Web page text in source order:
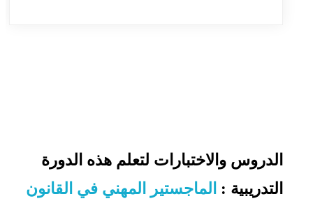
الدروس والاختبارات لتعلم هذه الدورة
التدريبية : الماجستير المهني في القانون